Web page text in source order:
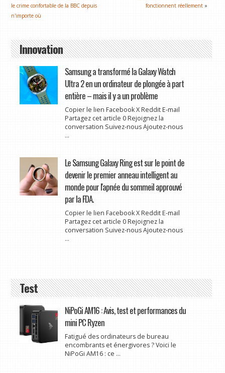
le crime confortable de la BBC depuis
n'importe où
fonctionnent réellement »
Innovation
Samsung a transformé la Galaxy Watch
Ultra 2 en un ordinateur de plongée à part
entière – mais il y a un problème
Copier le lien Facebook X Reddit E-mail
Partagez cet article 0 Rejoignez la
conversation Suivez-nous Ajoutez-nous
...
Le Samsung Galaxy Ring est sur le point de
devenir le premier anneau intelligent au
monde pour l'apnée du sommeil approuvé
par la FDA.
Copier le lien Facebook X Reddit E-mail
Partagez cet article 0 Rejoignez la
conversation Suivez-nous Ajoutez-nous
...
Test
NiPoGi AM16 : Avis, test et performances du
mini PC Ryzen
Fatigué des ordinateurs de bureau
encombrants et énergivores ? Voici le
NiPoGi AM16 : ce ...